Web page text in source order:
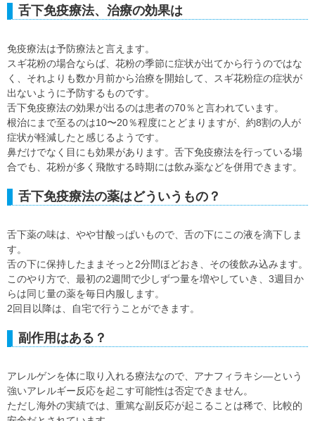
舌下免疫療法、治療の効果は
免疫療法は予防療法と言えます。
スギ花粉の場合ならば、花粉の季節に症状が出てから行うのではな
く、それよりも数か月前から治療を開始して、スギ花粉症の症状が
出ないように予防するものです。
舌下免疫療法の効果が出るのは患者の70％と言われています。
根治にまで至るのは10〜20％程度にとどまりますが、約8割の人が
症状が軽減したと感じるようです。
鼻だけでなく目にも効果があります。舌下免疫療法を行っている場
合でも、花粉が多く飛散する時期には飲み薬などを併用できます。
舌下免疫療法の薬はどういうもの？
舌下薬の味は、やや甘酸っぱいもので、舌の下にこの液を滴下しま
す。
舌の下に保持したままそっと2分間ほどおき、その後飲み込みます。
このやり方で、最初の2週間で少しずつ量を増やしていき、3週目か
らは同じ量の薬を毎日内服します。
2回目以降は、自宅で行うことができます。
副作用はある？
アレルゲンを体に取り入れる療法なので、アナフィラキシ―という
強いアレルギー反応を起こす可能性は否定できません。
ただし海外の実績では、重篤な副反応が起こることは稀で、比較的